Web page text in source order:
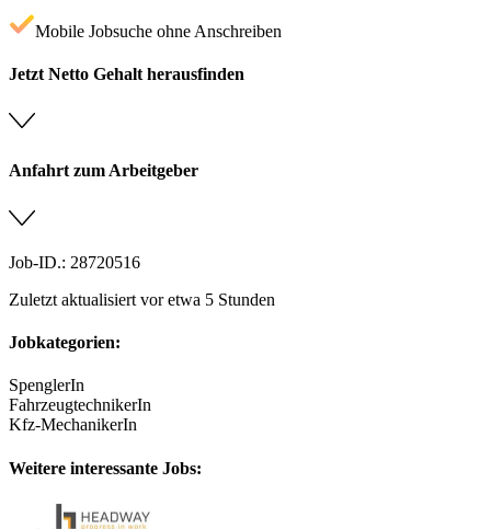
Mobile Jobsuche ohne Anschreiben
Jetzt Netto Gehalt herausfinden
Anfahrt zum Arbeitgeber
Job-ID.: 28720516
Zuletzt aktualisiert vor etwa 5 Stunden
Jobkategorien:
SpenglerIn
FahrzeugtechnikerIn
Kfz-MechanikerIn
Weitere interessante Jobs: